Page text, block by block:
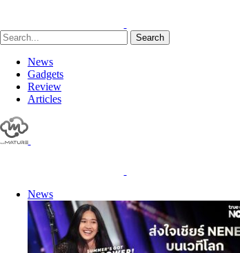
Search
News
Gadgets
Review
Articles
News